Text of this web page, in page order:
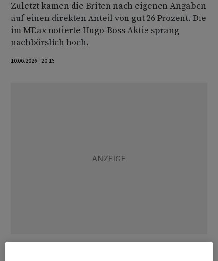
Zuletzt kamen die Briten nach eigenen Angaben
auf einen direkten Anteil von gut 26 Prozent. Die
im MDax notierte Hugo-Boss-Aktie sprang
nachbörslich hoch.
10.06.2026 20:19